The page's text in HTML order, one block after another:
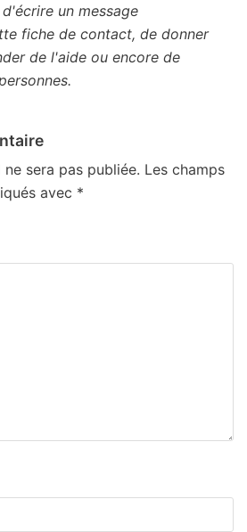
un message
fiche de contact, de donner
de l'aide ou encore de
sera pas publiée. Les champs
avec *